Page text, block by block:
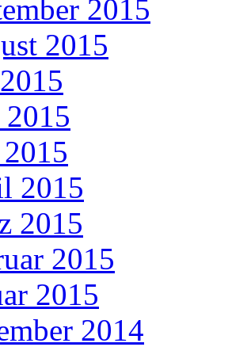
2015
2015
2015
2015
2015
2015
2014